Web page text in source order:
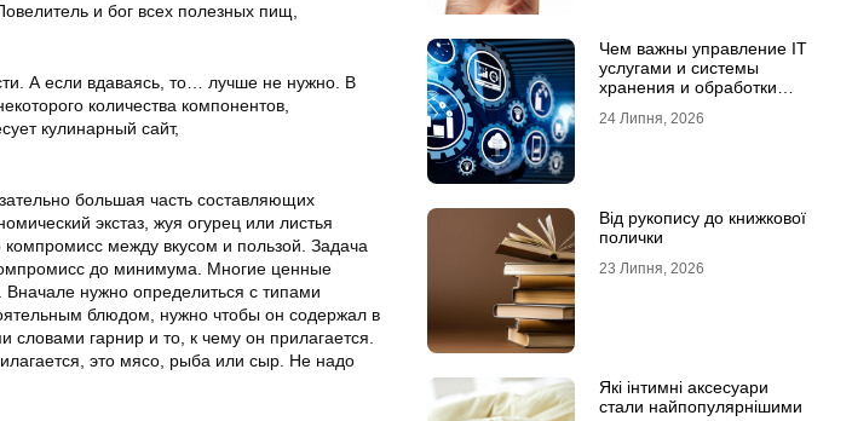
и бог всех полезных пищ,
А если вдаваясь, то… лучше не нужно. В
количества компонентов,
кулинарный сайт,
большая часть составляющих
экстаз, жуя огурец или листья
между вкусом и пользой. Задача
до минимума. Многие ценные
нужно определиться с типами
блюдом, нужно чтобы он содержал в
словами гарнир и то, к чему он прилагается.
это мясо, рыба или сыр. Не надо
Чем важны управление IT
услугами и системы
хранения и обработки
24 Липня, 2026
Від рукопису до книжкової
полички
23 Липня, 2026
Які інтимні аксесуари
стали найпопулярнішими